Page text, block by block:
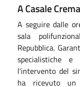
A Casale
A seguire dalle
sala
Repubblica.
specialistiche
l'intervento del
ha ricevuto un